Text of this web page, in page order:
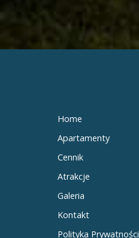
Home
Apartamenty
Cennik
Atrakcje
Galeria
Kontakt
Polityka Prywatności